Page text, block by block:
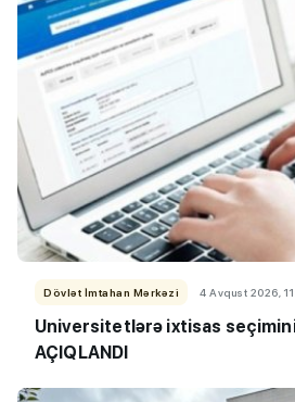
Dövlət İmtahan Mərkəzi 4 Avqust 2026,
Universitetlərə ixtisas
AÇIQLANDI